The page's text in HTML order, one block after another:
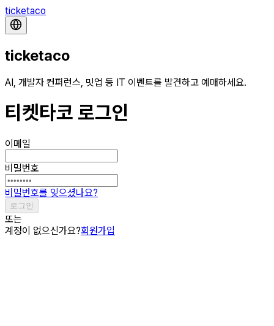
ticketaco
ticketaco
AI, 개발자 컨퍼런스, 밋업 등 IT 이벤트를 발견하고 예매하세요.
티켓타코 로그인
이메일
비밀번호
비밀번호를 잊으셨나요?
로그인
또는
계정이 없으신가요?회원가입